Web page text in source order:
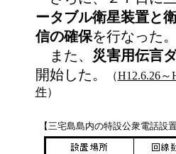
ータブル衛星装置と
信の確保を行なった。
また、 災害用伝言
開始した。
（H12.6.26～
件）
【三宅島島内の特設公衆電話設置